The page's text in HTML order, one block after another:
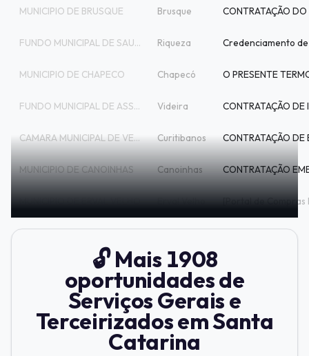
MUNICIPIO DE BRUSQUE Brusque
FUNDO MUNICIPAL DE SAUDE DE RIQUEZA Riqueza
MUNICIPIO DE CHAPECO Chapecó
FUNDO MUNICIPAL DE ASSISTENCIA SOCIAL DE Videira
CAMARA MUNICIPAL DE VEREADORES DE CURITI Curitibanos
MUNICIPIO DE CANOINHAS Canoinhas
MUNICIPIO DE ERVAL VELHO Erval Velho
🔓 Mais 1908
oportunidades de
Serviços Gerais e
Terceirizados em Santa
Catarina